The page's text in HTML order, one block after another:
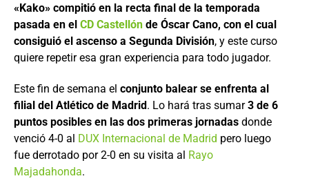
«Kako» compitió en la recta final de la temporada
pasada en el CD Castellón de Óscar Cano, con el cual
consiguió el ascenso a Segunda División, y este curso
quiere repetir esa gran experiencia para todo jugador.
Este fin de semana el conjunto balear se enfrenta al
filial del Atlético de Madrid. Lo hará tras sumar3 de 6
puntos posibles en las dos primeras jornadas donde
venció 4-0 al DUX Internacional de Madrid pero luego
fue derrotado por 2-0 en su visita al Rayo
Majadahonda.